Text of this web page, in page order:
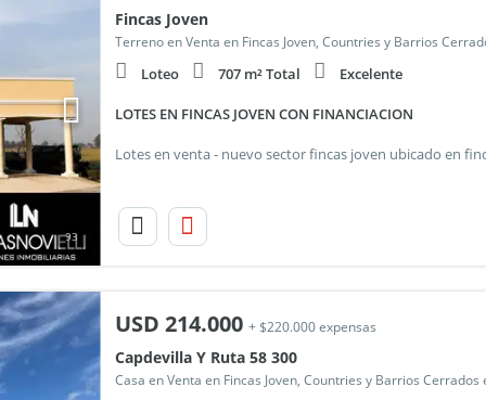
93
Fincas Joven
Terreno en Venta en Fincas Joven, Countries y Barrios
Loteo 707 m² Total Excelente
LOTES EN FINCAS JOVEN CON FINANCIACION
USD 214.000 + $220.000 expensas
Capdevilla Y Ruta 58 300
Casa en Venta en Fincas Joven, Countries y Barrios Cerrados